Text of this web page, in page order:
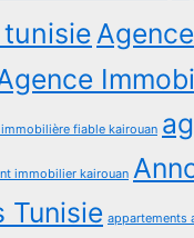
Agence
fiable kairouan
immobilier kairouan
Tunisie appartements